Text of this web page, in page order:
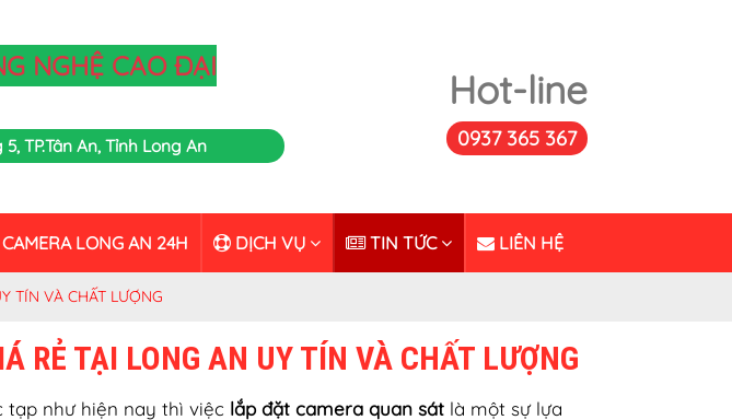
NGHỆ CAO ĐẠI
TP.Tân An, Tỉnh Long An
Hot-line
0937 365 367
LONG AN 24H DỊCH VỤ TIN TỨC LIÊN HỆ
TÍN VÀ CHẤT LƯỢNG
RẺ TẠI LONG AN UY TÍN VÀ CHẤT LƯỢNG
tạp như hiện nay thì việc lắp đặt camera quan sát là một sự lựa